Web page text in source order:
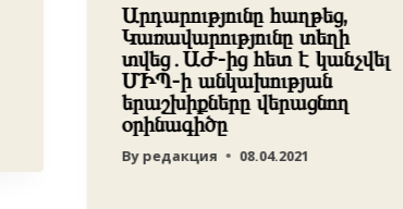
Արդարությունը հաղթեց,
Կառավարությունը տեղի
տվեց․ԱԺ-ից հետ է կանչվել
ՄԻՊ-ի անկախության
երաշխիքները վերացնող
օրինագիծը
By редакция 08.04.2021